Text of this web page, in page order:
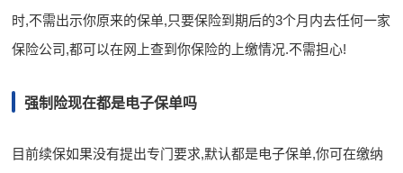
时,不需出示你原来的保单,只要保险到期后的3个月内去任何一家
保险公司,都可以在网上查到你保险的上缴情况.不需担心!
强制险现在都是电子保单吗
目前续保如果没有提出专门要求,默认都是电子保单,你可在缴纳